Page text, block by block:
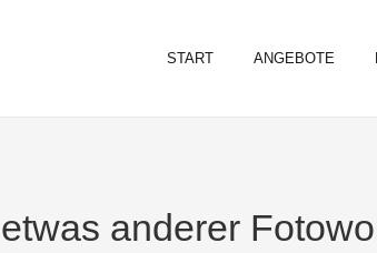
START ANGEBOTE
anderer